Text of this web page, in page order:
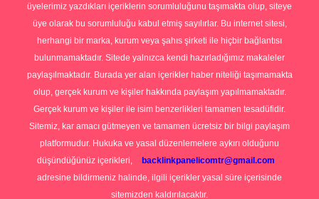
üyelerimiz yazdıkları içeriklerin sorumluluğunu taşımakta olup, siteye
üye olarak bu sorumluluğu kabul etmiş sayılırlar. Bu internet sitesi,
herhangi bir marka, kurum veya şahıs şirketi ile hiçbir bağlantısı
bulunmamaktadır. Sitede yalnızca kendi hazırladığımız makaleler
paylaşılmaktadır. Burada yer alan içerikler haber niteliği taşımamakta
olup, gerçek kurum ve kişiler hakkında paylaşım yapılmamaktadır.
Gerçek kurum ve kişiler ile isim benzerlikleri tamamen tesadüfidir.
Sitemiz, kar amacı gütmeyen ve tamamen ücretsiz bir bilgi paylaşım
platformudur. Hukuka ve yasal düzenlemelere aykırı olduğunu
düşündüğünüz içerikleri,
backlinkpanelicomtr@gmail.com
adresine bildirmeniz halinde, ilgili içerikler yasal süre içerisinde
sitemizden kaldırılacaktır.